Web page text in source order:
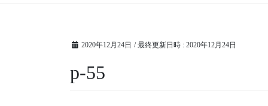
2020年12月24日 / 最終更新日時 : 2020年12月24日
p-55